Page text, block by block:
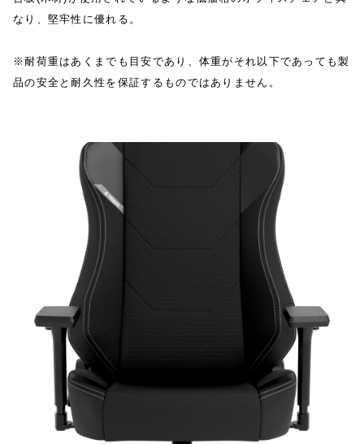
なり、堅牢性に優れる。
※耐荷重はあくまでも目安であり、体重がそれ以下であっても製
品の安全と耐久性を保証するものではありません。